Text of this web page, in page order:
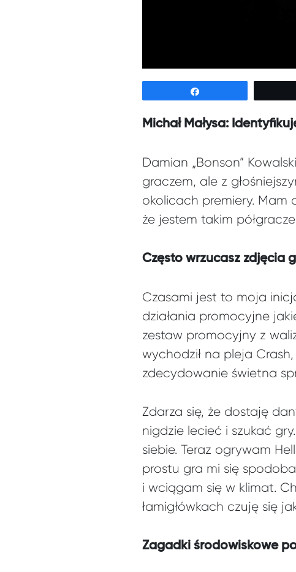
Michał Małysa:
Damian „Bonson”
graczem, ale z
okolicach premiery. Mam
że jestem takim
Często wrzucasz zdjęcia
Czasami jest to moja
działania promocyjne
zestaw promocyjny z
wychodził na pleja
zdecydowanie świetna
Zdarza się, że dostaję
nigdzie lecieć i szukać
siebie. Teraz ogrywam
prostu gra mi się
i wciągam się w klimat.
łamigłówkach czuję się
Zagadki środowiskowe